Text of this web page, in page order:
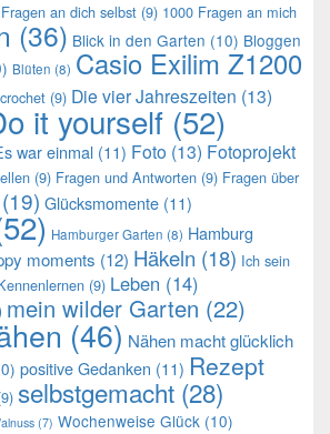
an dich selbst (9) 1000 Fragen an mich
(36) Blick in den Garten (10) Bloggen
Blüten (8) Casio Exilim Z1200
crochet (9) Die vier Jahreszeiten (13)
it yourself (52)
war einmal (11) Foto (13) Fotoprojekt
(9) Fragen und Antworten (9) Fragen über
(19) Glücksmomente (11)
Hamburger Garten (8) Hamburg
moments (12) Häkeln (18) Ich sein
(9) Leben (14)
mein wilder Garten (22)
(46) Nähen macht glücklich
positive Gedanken (11) Rezept
selbstgemacht (28)
(7) Wochenweise Glück (10)